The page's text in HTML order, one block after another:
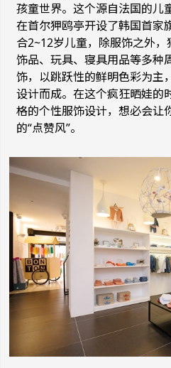
孩童世界。这个源自法国的儿
在首尔狎鸥亭开设了韩国首家
合2~12岁儿童，除服饰之外
饰品、玩具、寝具用品等多种
饰，以跳跃性的鲜明色彩为主
设计而成。在这个疯狂晒娃的
格的个性服饰设计，想必会让
的“点赞风”。